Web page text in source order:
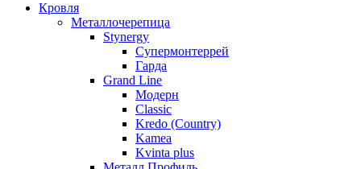
Кровля
Металлочерепица
Stynergy
Супермонтеррей
Гарда
Grand Line
Модерн
Classic
Kredo (Country)
Kamea
Kvinta plus